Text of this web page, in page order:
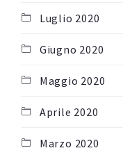
Luglio 2020
Giugno 2020
Maggio 2020
Aprile 2020
Marzo 2020